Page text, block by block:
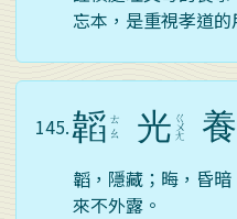
忘本，是重視孝道的
145.韜 ㄊ
ㄠ
光 ㄍ
ㄨ
ㄤ 養
韜，隱藏；晦，昏
來不外露。